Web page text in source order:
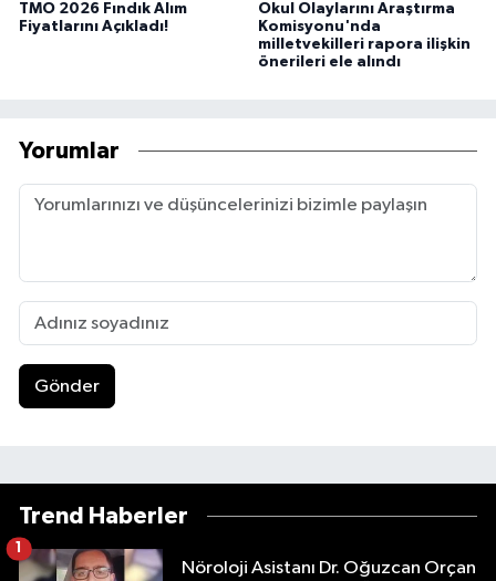
TMO 2026 Fındık Alım
Fiyatlarını Açıkladı!
Okul Olaylarını Araştırma
Komisyonu'nda
milletvekilleri rapora ilişkin
önerileri ele alındı
Yorumlar
Gönder
Trend Haberler
Nöroloji Asistanı Dr. Oğuzcan Orçan
1